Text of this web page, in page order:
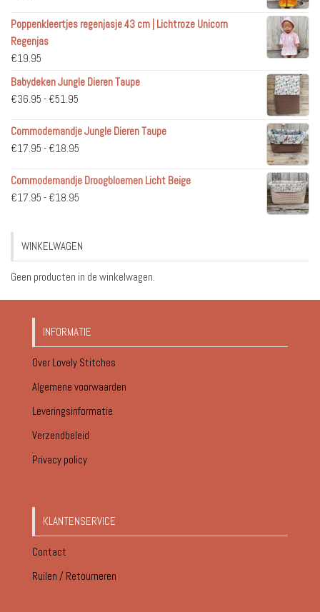
Poppenkleertjes regenjasje 43 cm | Lichtroze Unicorn
Regenjas
€19.95
Babydeken Jungle Dieren Taupe
€36.95 - €51.95
tot
€51.95
Commodemandje Jungle Dieren Taupe
€17.95 - €18.95
tot
Commodemandje Droogbloemen Licht Beige
€17.95 - €18.95
€18.95
WINKELWAGEN
Geen producten in de winkelwagen.
INFORMATIE
Over Lovely Stitches
Algemene voorwaarden
Leveringsinformatie
Verzendbeleid
Privacy policy
KLANTENSERVICE
Contact
Ruilen / Retourneren